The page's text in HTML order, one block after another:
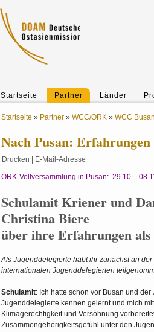
Startseite Partner Länder
Startseite » Partner » WCC/ÖRK » WCC
Nach Pusan:
Drucken E-Mail-Adresse
ÖRK-Vollversammlung in Pusan: 29.10. -
Schulamit Kriener und
Christina Biere
über ihre Erfahrungen als
Als Jugenddelegierte habt ihr zunächst an
internationalen Jugenddelegierten
Schulamit: Ich hatte schon vor Busan und
Jugenddelegierte kennen gelernt und mich
Klimagerechtigkeit und Versöhnung
Zusammengehörigkeitsgefühl unter den